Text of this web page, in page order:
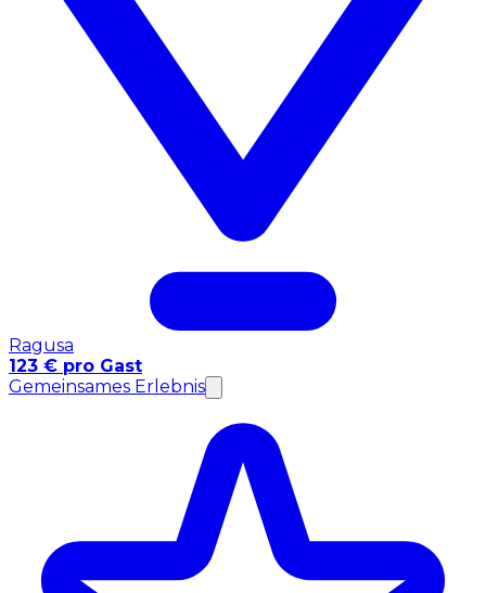
Ragusa
123 € pro Gast
Gemeinsames Erlebnis